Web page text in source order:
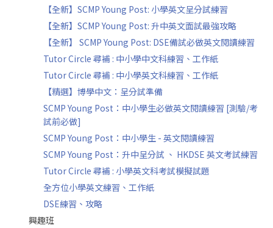
【全新】SCMP Young Post: 小學英文呈分試練習
【全新】SCMP Young Post: 升中英文面試最強攻略
【全新】 SCMP Young Post: DSE備試必做英文閱讀練習
Tutor Circle 尋補 : 中小學中文科練習、工作紙
Tutor Circle 尋補 : 中小學英文科練習、工作紙
【精選】博學中文：呈分試準備
SCMP Young Post：中小學生必做英文閱讀練習 [測驗/考
試前必做]
SCMP Young Post：中小學生 - 英文閱讀練習
SCMP Young Post：升中呈分試 、 HKDSE 英文考試練習
Tutor Circle 尋補 : 小學英文科考試模擬試題
全方位小學英文練習、工作紙
DSE練習、攻略
興趣班